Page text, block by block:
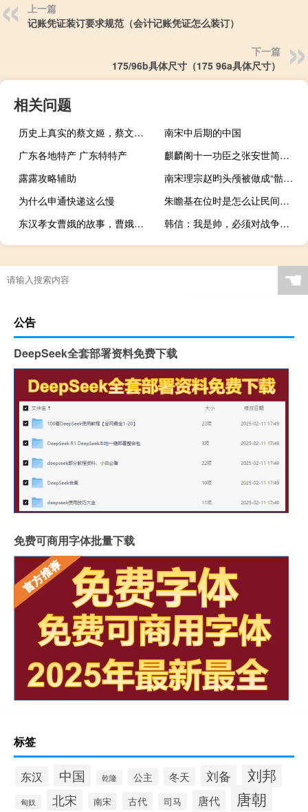
上一篇
记账凭证装订要求规范（会计记账凭证怎么装订）
下一篇
175/96b具体尺寸（175 96a具体尺寸）
相关问题
历史上真实的蔡文姬，蔡文姬与曹操的关系
南宋中后期的中国
广东各地特产 广东特特产
麒麟阁十一功臣之张安世简介，张安世是怎么死的？
露露攻略辅助
南宋理宗赵昀头颅被做成“骷髅碗”
为什么申通快递这么慢
朱瞻基在位时是怎么让民间休养生息的
东汉孝女曹娥的故事，曹娥和端午节有何关系？
韩信：我是帅，必须对战争的胜负负责
☚
公告
DeepSeek全套部署资料免费下载
免费可商用字体批量下载
标签
东汉 中国 乾隆 公主 冬天 刘备 刘邦
匈奴 北宋 南宋 古代 司马 唐代 唐朝